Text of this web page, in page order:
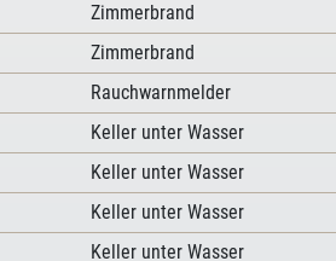
Zimmerbrand
Zimmerbrand
Rauchwarnmelder
Keller unter Wasser
Keller unter Wasser
Keller unter Wasser
Keller unter Wasser